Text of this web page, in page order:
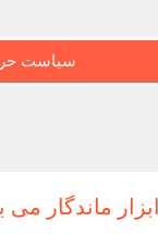
سیاست
ماندگار می